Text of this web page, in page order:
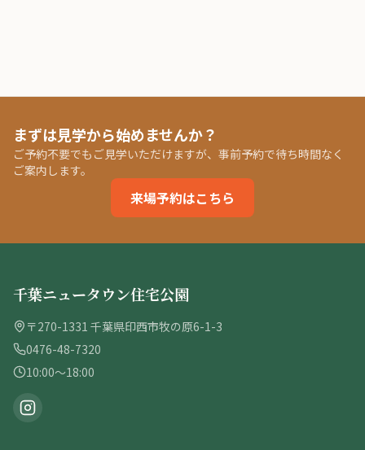
まずは見学から始めませんか？
ご予約不要でもご見学いただけますが、事前予約で待ち時間なく
ご案内します。
来場予約はこちら
千葉ニュータウン住宅公園
〒270-1331 千葉県印西市牧の原6-1-3
0476-48-7320
10:00〜18:00